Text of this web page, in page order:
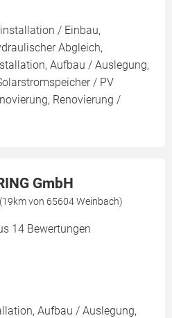
/ Einbau,
Abgleich,
Aufbau / Auslegung,
/ PV
Renovierung /
GmbH
von 65604 Weinbach)
14 Bewertungen
Aufbau / Auslegung,